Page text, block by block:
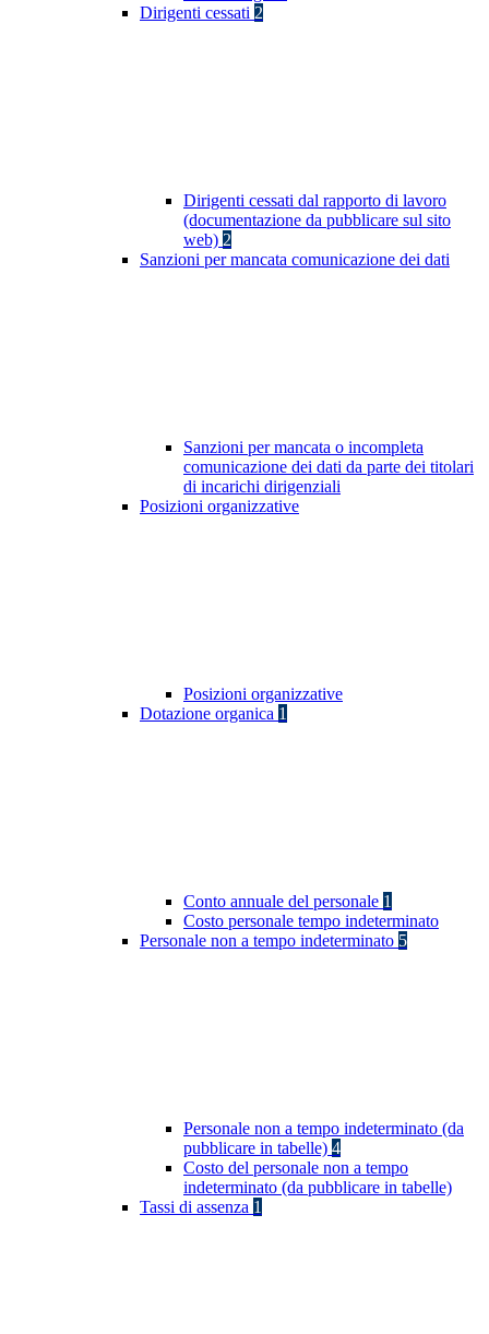
Dirigenti cessati 2
Dirigenti cessati dal rapporto di lavoro
(documentazione da pubblicare sul sito
web) 2
Sanzioni per mancata comunicazione dei dati
Sanzioni per mancata o incompleta
comunicazione dei dati da parte dei titolari
di incarichi dirigenziali
Posizioni organizzative
Posizioni organizzative
Dotazione organica 1
Conto annuale del personale 1
Costo personale tempo indeterminato
Personale non a tempo indeterminato 5
Personale non a tempo indeterminato (da
pubblicare in tabelle) 4
Costo del personale non a tempo
indeterminato (da pubblicare in tabelle)
Tassi di assenza 1